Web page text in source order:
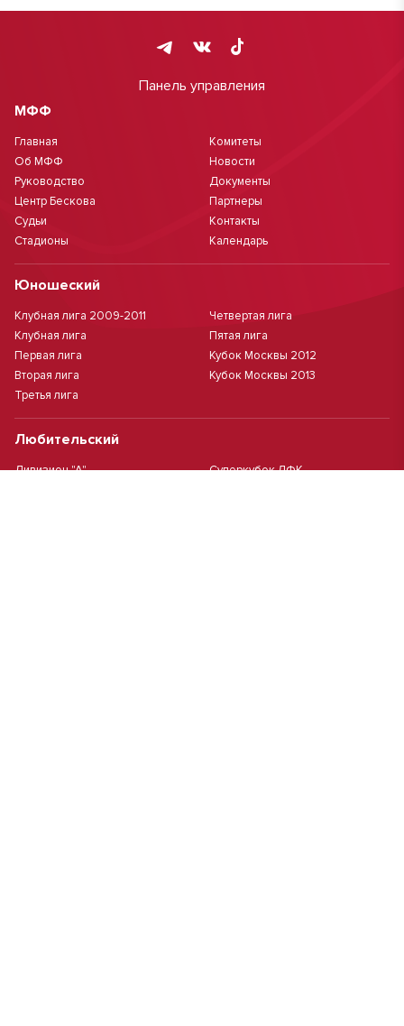
Панель управления
МФФ
Главная
Об МФФ
Руководство
Центр Бескова
Судьи
Стадионы
Комитеты
Новости
Документы
Партнеры
Контакты
Календарь
Юношеский
Клубная лига 2009-2011
Клубная лига
Первая лига
Вторая лига
Третья лига
Четвертая лига
Пятая лига
Кубок Москвы 2012
Кубок Москвы 2013
Любительский
Дивизион "А"
Суперкубок ЛФК